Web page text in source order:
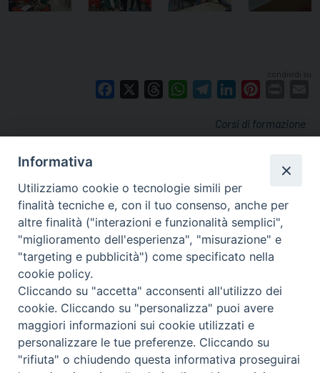
condividi su
Facebook ThreadsWhatsAppTelegramLinkedIn
Corsi di formazione
via Amedeo Rossi, 28 - 12100 Cuneo
segreteriagenerale@diocesicuneofossano.it
c.f. 96017380047
Informativa
Utilizziamo cookie o tecnologie simili per
finalità tecniche e, con il tuo consenso, anche per
altre finalità ("interazioni e funzionalità semplici",
"miglioramento dell'esperienza", "misurazione" e
"targeting e pubblicità") come specificato nella
cookie policy.
Cliccando su "accetta" acconsenti all'utilizzo dei
cookie. Cliccando su "personalizza" puoi avere
maggiori informazioni sui cookie utilizzati e
personalizzare le tue preferenze. Cliccando su
"rifiuta" o chiudendo questa informativa proseguirai